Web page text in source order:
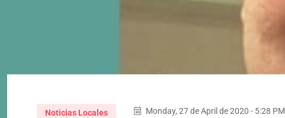
Noticias Locales Monday, 27 de April de 2020 - 5:28 PM